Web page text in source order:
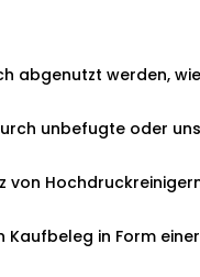
werden, wie
unbefugte oder
von
Kaufbeleg in Form